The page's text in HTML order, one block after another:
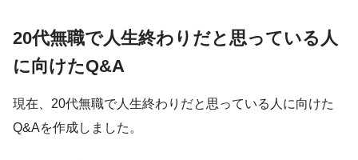
20代無職で人生終わりだと思っている人
に向けたQ&A
現在、20代無職で人生終わりだと思っている人に向けた
Q&Aを作成しました。